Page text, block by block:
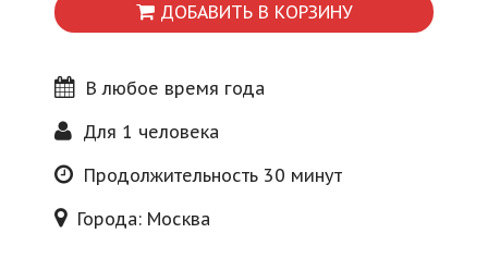
ДОБАВИТЬ В КОРЗИНУ
В любое время года
Для 1 человека
Продолжительность 30 минут
Города: Москва